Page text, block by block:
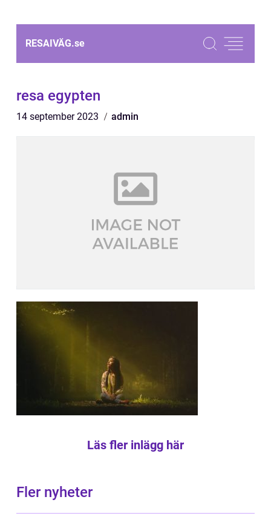
RESAIVÄG.se
resa egypten
14 september 2023 admin
Läs fler inlägg här
Fler nyheter